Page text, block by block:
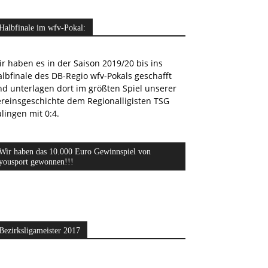
im wfv-Pokal:
haben es in der Saison 2019/20 bis ins
des DB-Regio wfv-Pokals geschafft
unterlagen dort im größten Spiel unserer
dem Regionalligisten TSG
mit 0:4.
haben das 10.000 Euro Gewinnspiel von
gewonnen!!!
2017